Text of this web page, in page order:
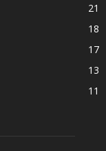
21
18
17
13
11